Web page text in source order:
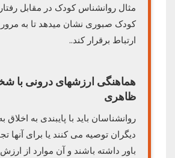
مثال روانشناس کودک در مقابل
کودک صبوری نشان میدهد تا به مرور
ارتباط برقرار کند..
هماهنگی ارزشهای درونی با
ظاهری
روانشناسان باید با پایبندی به اخلاق
دیگران توصیه می کنند یا برای آنها
باور داشته باشند و آن موارد از